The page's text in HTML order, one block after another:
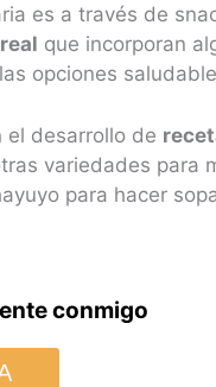
es a través de
que incorporan
opciones
el desarrollo de
variedades para
para hacer
conmigo